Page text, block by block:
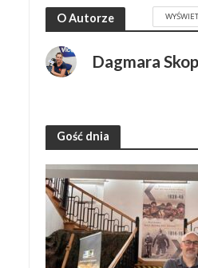
O Autorze
Dagmara
Gość dnia